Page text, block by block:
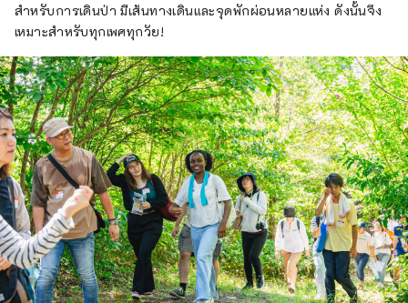
สำหรับการเดินป่า มีเส้นทางเดินและจุดพักผ่อนหลายแห่ง ดังนั้นจึง
เหมาะสำหรับทุกเพศทุกวัย!